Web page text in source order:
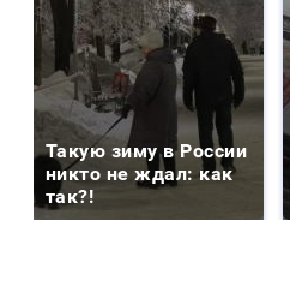
Такую зиму в России
никто не ждал: как
так?!